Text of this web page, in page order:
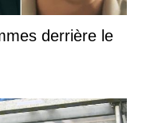
derrière le